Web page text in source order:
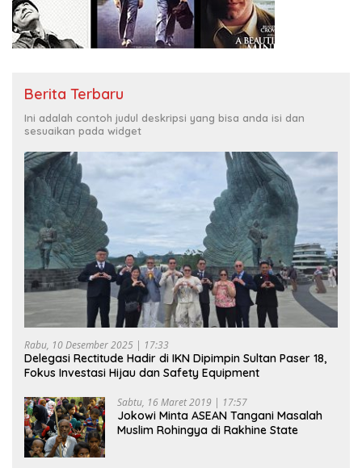
Berita Terbaru
Ini adalah contoh judul deskripsi yang bisa anda isi dan
sesuaikan pada widget
Rabu, 10 Desember 2025 | 17:33
Delegasi Rectitude Hadir di IKN Dipimpin Sultan Paser 18,
Fokus Investasi Hijau dan Safety Equipment
Sabtu, 16 Maret 2019 | 17:57
Jokowi Minta ASEAN Tangani Masalah
Muslim Rohingya di Rakhine State